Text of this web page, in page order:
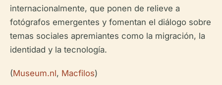
internacionalmente, que ponen de relieve a
fotógrafos emergentes y fomentan el diálogo sobre
temas sociales apremiantes como la migración, la
identidad y la tecnología.
(Museum.nl, Macfilos)